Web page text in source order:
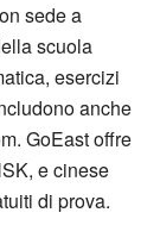
sede a
scuola
esercizi
anche
GoEast offre
e cinese
di prova.